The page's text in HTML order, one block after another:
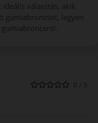
választás, akik
gumiabroncsot, legyen
0 / 5